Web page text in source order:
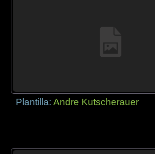
Plantilla:Andre Kutscherauer